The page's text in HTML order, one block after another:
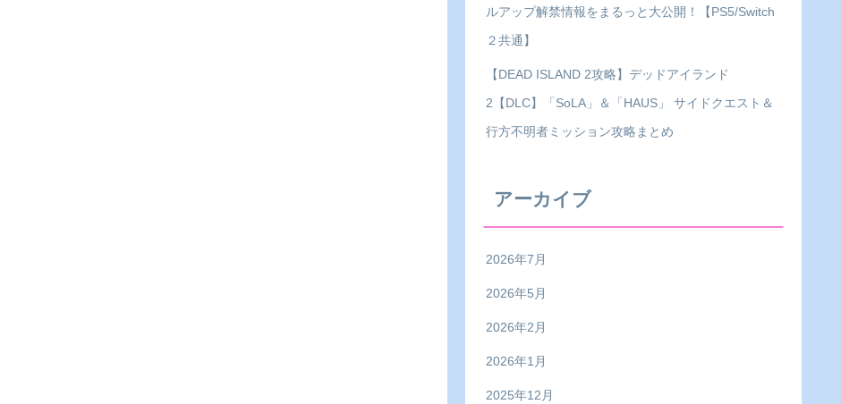
ルアップ解禁情報をまるっと大公開！【PS5/Switch
２共通】
【DEAD ISLAND 2攻略】デッドアイランド
2【DLC】「SoLA」＆「HAUS」 サイドクエスト＆
行方不明者ミッション攻略まとめ
アーカイブ
2026年7月
2026年5月
2026年2月
2026年1月
2025年12月